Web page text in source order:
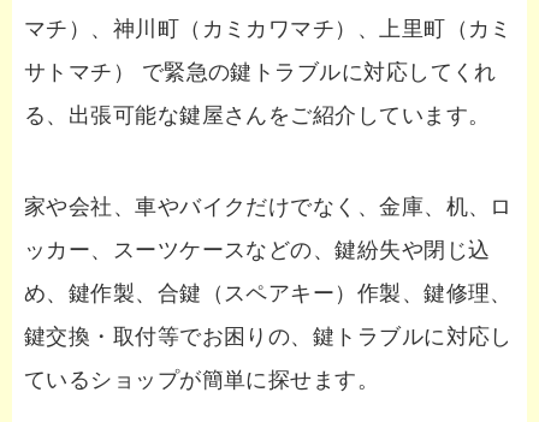
マチ）、神川町（カミカワマチ）、上里町（カミ
サトマチ） で緊急の鍵トラブルに対応してくれ
る、出張可能な鍵屋さんをご紹介しています。
家や会社、車やバイクだけでなく、金庫、机、ロ
ッカー、スーツケースなどの、鍵紛失や閉じ込
め、鍵作製、合鍵（スペアキー）作製、鍵修理、
鍵交換・取付等でお困りの、鍵トラブルに対応し
ているショップが簡単に探せます。